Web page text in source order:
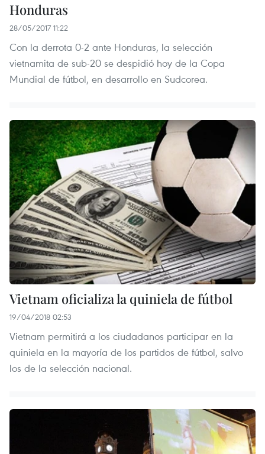
Honduras
28/05/2017 11:22
Con la derrota 0-2 ante Honduras, la selección
vietnamita de sub-20 se despidió hoy de la Copa
Mundial de fútbol, en desarrollo en Sudcorea.
Vietnam oficializa la quiniela de fútbol
19/04/2018 02:53
Vietnam permitirá a los ciudadanos participar en la
quiniela en la mayoría de los partidos de fútbol, salvo
los de la selección nacional.